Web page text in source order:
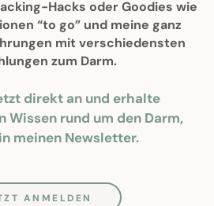
Hacks oder Goodies wie
“to go” und meine ganz
mit verschiedensten
zum Darm.
direkt an und erhalte
Wissen rund um den Darm,
meinen Newsletter.
ANMELDEN